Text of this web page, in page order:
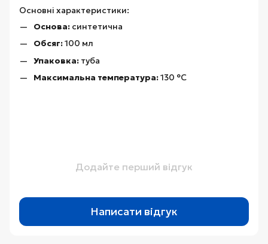
Основні характеристики:
Основа: синтетична
Обсяг:100 мл
Упаковка: туба
Максимальна температура:130 °C
Додайте перший відгук
Написати відгук